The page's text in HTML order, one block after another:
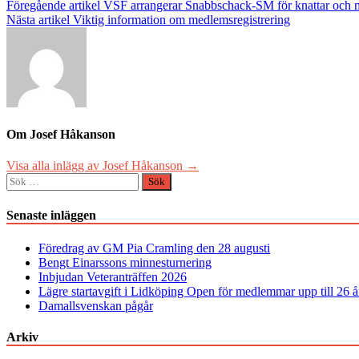
Inläggsnavigering
Föregående artikel VSF arrangerar Snabbschack-SM för knattar och
Nästa artikel Viktig information om medlemsregistrering
Om Josef Håkanson
Visa alla inlägg av Josef Håkanson →
Sök
efter:
Senaste inläggen
Föredrag av GM Pia Cramling den 28 augusti
Bengt Einarssons minnesturnering
Inbjudan Veteranträffen 2026
Lägre startavgift i Lidköping Open för medlemmar upp till 26
Damallsvenskan pågår
Arkiv